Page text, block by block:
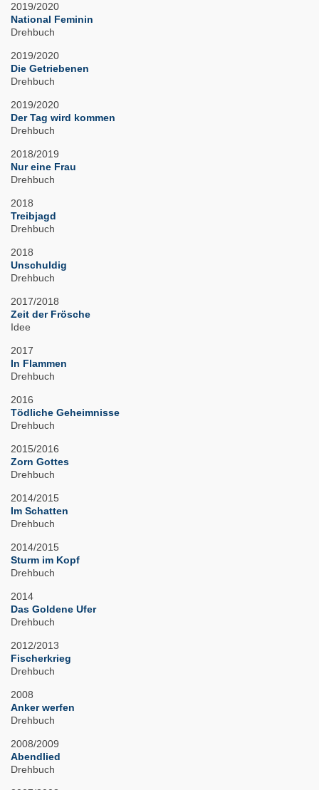
2019/2020
National Feminin
Drehbuch
2019/2020
Die Getriebenen
Drehbuch
2019/2020
Der Tag wird kommen
Drehbuch
2018/2019
Nur eine Frau
Drehbuch
2018
Treibjagd
Drehbuch
2018
Unschuldig
Drehbuch
2017/2018
Zeit der Frösche
Idee
2017
In Flammen
Drehbuch
2016
Tödliche Geheimnisse
Drehbuch
2015/2016
Zorn Gottes
Drehbuch
2014/2015
Im Schatten
Drehbuch
2014/2015
Sturm im Kopf
Drehbuch
2014
Das Goldene Ufer
Drehbuch
2012/2013
Fischerkrieg
Drehbuch
2008
Anker werfen
Drehbuch
2008/2009
Abendlied
Drehbuch